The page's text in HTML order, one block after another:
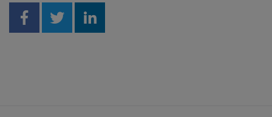
Share on Facebook
Share on Twitter
Share on Linkedin